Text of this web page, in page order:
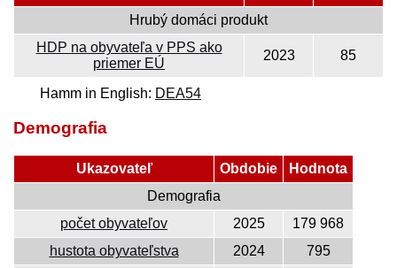
Hrubý domáci produkt
HDP na obyvateľa v PPS ako
priemer EÚ
2023 85
Hamm in English: DEA54
Demografia
Ukazovateľ Obdobie
Hodnota
Demografia
počet obyvateľov
2025
179 968
hustota obyvateľstva
2024
795